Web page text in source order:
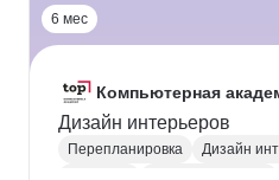
6 мес
Компьютерная
Дизайн интерьеров
Перепланировка Дизайн